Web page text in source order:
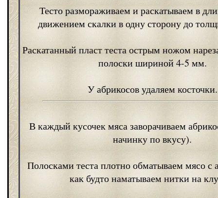
Тесто размораживаем и раскатываем в
движением скалки в одну сторону до
Раскатанный пласт теста острым ножом
полоски шириной 4-5 мм.
У абрикосов удаляем косточки.
В каждый кусочек мяса заворачиваем
начинку по вкусу).
Полосками теста плотно обматываем мясо с
как будто наматываем нитки на